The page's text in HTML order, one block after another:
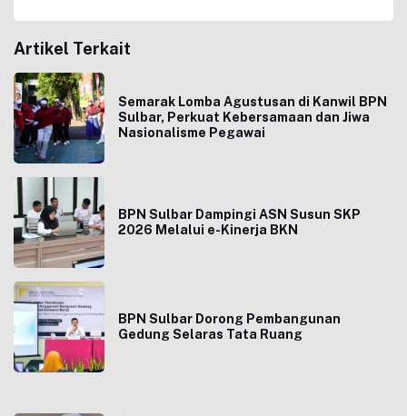
Artikel Terkait
Semarak Lomba Agustusan di Kanwil BPN
Sulbar, Perkuat Kebersamaan dan Jiwa
Nasionalisme Pegawai
BPN Sulbar Dampingi ASN Susun SKP
2026 Melalui e-Kinerja BKN
BPN Sulbar Dorong Pembangunan
Gedung Selaras Tata Ruang